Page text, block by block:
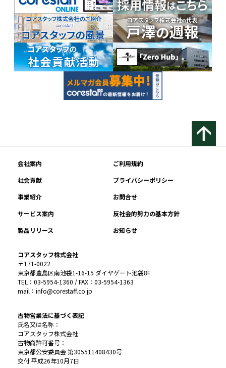
会社案内
ご利用規約
社会貢献
プライバシーポリシー
事業紹介
お問合せ
サービス案内
反社会的勢力の基本方針
製品リリース
お知らせ
コアスタッフ株式会社
〒171-0022
東京都豊島区南池袋1-16-15 ダイヤゲート池袋8F
TEL：03-5954-1360 / FAX：03-5954-1363
mail：info@corestaff.co.jp
古物営業法に基づく表記
氏名又は名称：
コアスタッフ株式会社
古物商許可番号：
東京都公安委員会 第305511408430号
交付 平成26年10月7日